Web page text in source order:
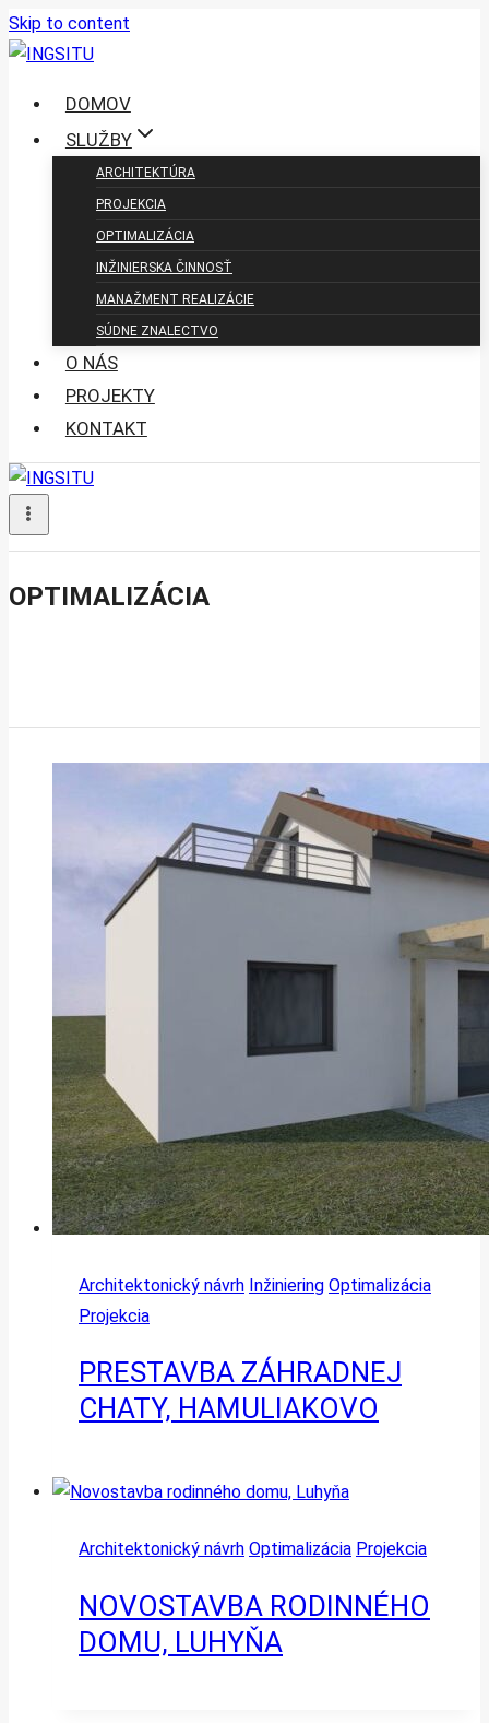
Skip to content
DOMOV
SLUŽBY
ARCHITEKTÚRA
PROJEKCIA
OPTIMALIZÁCIA
INŽINIERSKA ČINNOSŤ
MANAŽMENT REALIZÁCIE
SÚDNE ZNALECTVO
O NÁS
PROJEKTY
KONTAKT
OPTIMALIZÁCIA
Architektonický návrh Inžiniering Optimalizácia
Projekcia
PRESTAVBA ZÁHRADNEJ
CHATY, HAMULIAKOVO
Architektonický návrh Optimalizácia Projekcia
NOVOSTAVBA RODINNÉHO
DOMU, LUHYŇA